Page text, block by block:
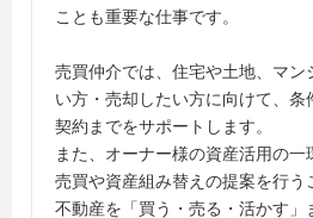
ことも重要な仕事です。
売買仲介では、住宅や土地、マン
い方・売却したい方に向けて、条
契約までをサポートします。
また、オーナー様の資産活用の
売買や資産組み替えの提案を行う
不動産を「買う・売る・活かす」